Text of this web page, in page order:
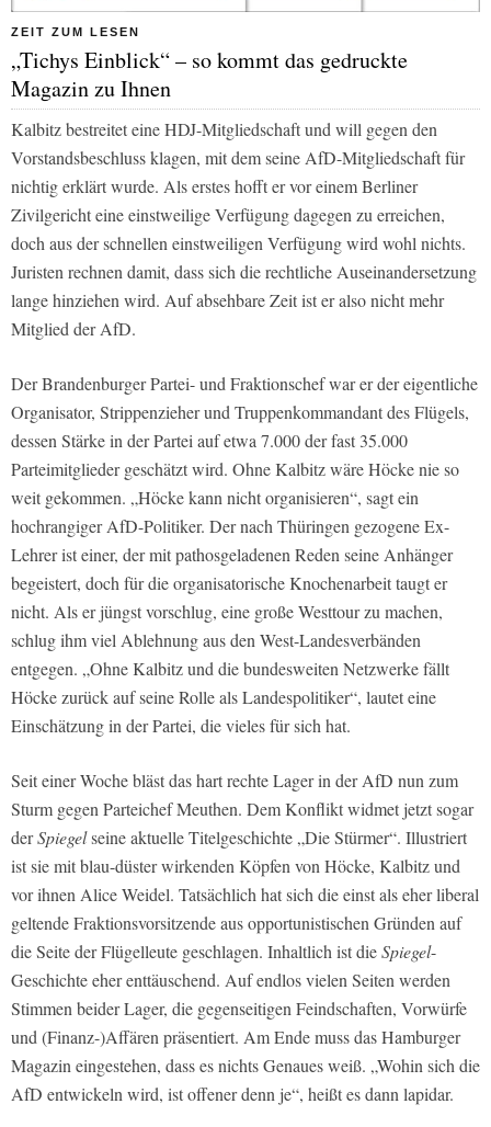
ZEIT ZUM LESEN
„Tichys Einblick“ – so kommt das gedruckte
Magazin zu Ihnen
Kalbitz bestreitet eine HDJ-Mitgliedschaft und will gegen den
Vorstandsbeschluss klagen, mit dem seine AfD-Mitgliedschaft für
nichtig erklärt wurde. Als erstes hofft er vor einem Berliner
Zivilgericht eine einstweilige Verfügung dagegen zu erreichen,
doch aus der schnellen einstweiligen Verfügung wird wohl nichts.
Juristen rechnen damit, dass sich die rechtliche Auseinandersetzung
lange hinziehen wird. Auf absehbare Zeit ist er also nicht mehr
Mitglied der AfD.
Der Brandenburger Partei- und Fraktionschef war er der eigentliche
Organisator, Strippenzieher und Truppenkommandant des Flügels,
dessen Stärke in der Partei auf etwa 7.000 der fast 35.000
Parteimitglieder geschätzt wird. Ohne Kalbitz wäre Höcke nie so
weit gekommen. „Höcke kann nicht organisieren“, sagt ein
hochrangiger AfD-Politiker. Der nach Thüringen gezogene Ex-
Lehrer ist einer, der mit pathosgeladenen Reden seine Anhänger
begeistert, doch für die organisatorische Knochenarbeit taugt er
nicht. Als er jüngst vorschlug, eine große Westtour zu machen,
schlug ihm viel Ablehnung aus den West-Landesverbänden
entgegen. „Ohne Kalbitz und die bundesweiten Netzwerke fällt
Höcke zurück auf seine Rolle als Landespolitiker“, lautet eine
Einschätzung in der Partei, die vieles für sich hat.
Seit einer Woche bläst das hart rechte Lager in der AfD nun zum
Sturm gegen Parteichef Meuthen. Dem Konflikt widmet jetzt sogar
derSpiegelseine aktuelle Titelgeschichte „Die Stürmer“. Illustriert
ist sie mit blau-düster wirkenden Köpfen von Höcke, Kalbitz und
vor ihnen Alice Weidel. Tatsächlich hat sich die einst als eher liberal
geltende Fraktionsvorsitzende aus opportunistischen Gründen auf
die Seite der Flügelleute geschlagen. Inhaltlich ist dieSpiegel-
Geschichte eher enttäuschend. Auf endlos vielen Seiten werden
Stimmen beider Lager, die gegenseitigen Feindschaften, Vorwürfe
und (Finanz-)Affären präsentiert. Am Ende muss das Hamburger
Magazin eingestehen, dass es nichts Genaues weiß. „Wohin sich die
AfD entwickeln wird, ist offener denn je“, heißt es dann lapidar.